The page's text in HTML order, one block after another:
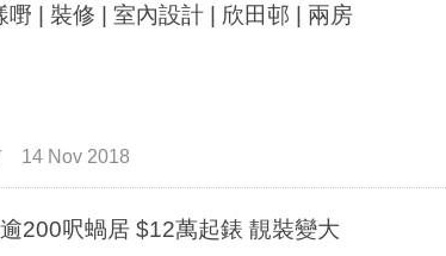
嘢 | 裝修 | 室內設計 | 欣田邨 | 兩房
14 Nov 2018
200呎蝸居 $12萬起錶 靚裝變大